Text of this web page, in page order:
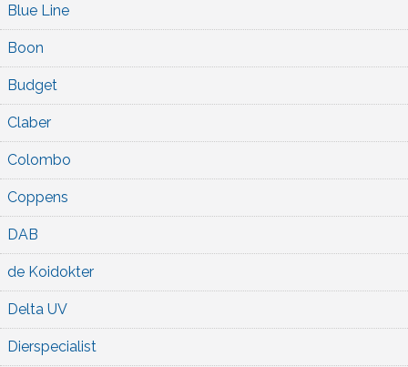
Blue Line
Boon
Budget
Claber
Colombo
Coppens
DAB
de Koidokter
Delta UV
Dierspecialist